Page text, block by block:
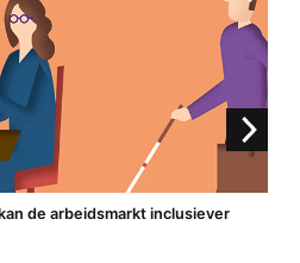
de arbeidsmarkt inclusiever